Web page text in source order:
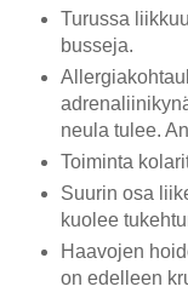
Turussa
busseja.
neula tulee.
Toiminta
Suurin osa
kuolee
Haavojen
on edelleen